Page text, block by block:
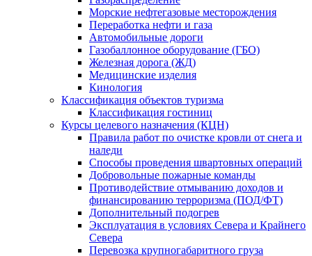
Морские нефтегазовые месторождения
Переработка нефти и газа
Автомобильные дороги
Газобаллонное оборудование (ГБО)
Железная дорога (ЖД)
Медицинские изделия
Кинология
Классификация объектов туризма
Классификация гостиниц
Курсы целевого назначения (КЦН)
Правила работ по очистке кровли от снега и
наледи
Способы проведения швартовных операций
Добровольные пожарные команды
Противодействие отмыванию доходов и
финансированию терроризма (ПОД/ФТ)
Дополнительный подогрев
Эксплуатация в условиях Севера и Крайнего
Севера
Перевозка крупногабаритного груза